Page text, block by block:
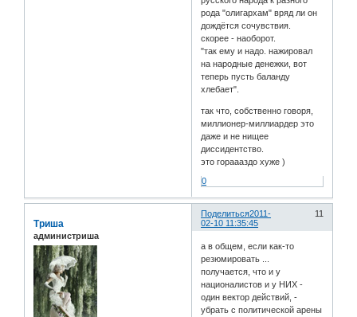
рода "олигархам" вряд ли он
дождётся сочувствия.
скорее - наоборот.
"так ему и надо. нажировал
на народные денежки, вот
теперь пусть баланду
хлебает".
так что, собственно говоря,
миллионер-миллиардер это
даже и не нищее
диссидентство.
это гораааздо хуже )
0
Поделиться 11
2011-
02-10 11:35:45
Триша
администриша
а в общем, если как-то
резюмировать ...
получается, что и у
националистов и у НИХ -
один вектор действий, -
убрать с политической арены